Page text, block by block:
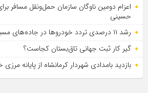
اعزام دومین ناوگان سازمان حمل‌ونقل مسافر
حسینی
رشد ۱۱ درصدی تردد خودروها در جاده‌های مسیر زوار اربعین در کرمانشاه
گیر کار ثبت جهانی تاق‌بستان کجاست؟
بازدید بامدادی شهردار کرمانشاه از پایانه